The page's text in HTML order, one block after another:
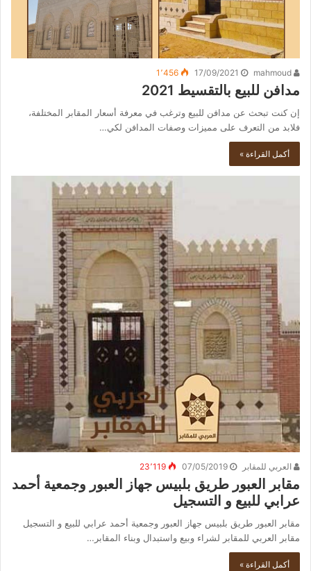
mahmoud
17/09/2021 1٬456
مدافن للبيع بالتقسيط 2021
إن كنت تبحث عن مدافن للبيع وترغب في معرفة أسعار المقابر المختلفة،
فلابد من التعرف على مميزات وصفات المدافن لكي…
أكمل القراءة »
العربي للمقابر 07/05/2019 23٬119
مقابر العبور طريق بلبيس جهاز العبور وجمعية أحمد
عرابي للبيع و التسجيل
مقابر العبور طريق بلبيس جهاز العبور وجمعية أحمد عرابي للبيع و التسجيل
مقابر العربي للمقابر لشراء وبيع واستبدال وبناء المقابر…
أكمل القراءة »